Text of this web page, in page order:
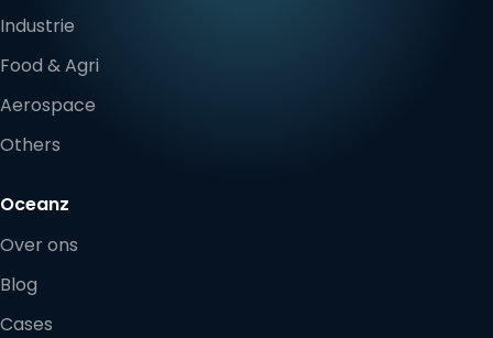
Industrie
Food & Agri
Aerospace
Others
Oceanz
Over ons
Blog
Cases